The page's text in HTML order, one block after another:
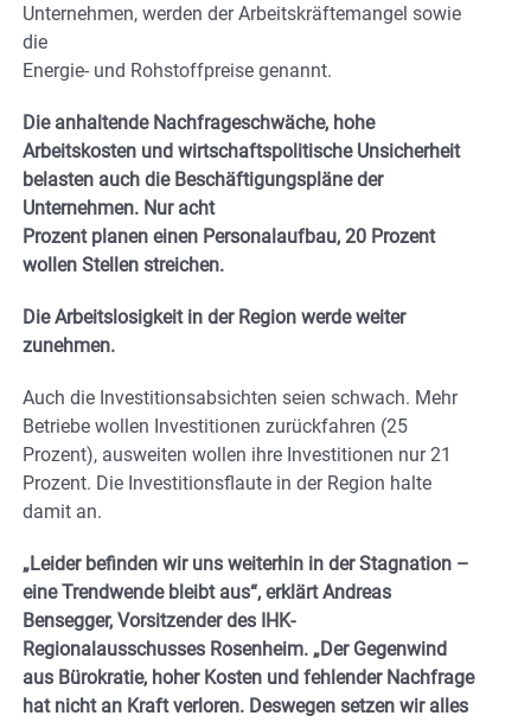
Unternehmen, werden der Arbeitskräftemangel sowie
die
Energie- und Rohstoffpreise genannt.
Die anhaltende Nachfrageschwäche, hohe
Arbeitskosten und wirtschaftspolitische Unsicherheit
belasten auch die Beschäftigungspläne der
Unternehmen. Nur acht
Prozent planen einen Personalaufbau, 20 Prozent
wollen Stellen streichen.
Die Arbeitslosigkeit in der Region werde weiter
zunehmen.
Auch die Investitionsabsichten seien schwach. Mehr
Betriebe wollen Investitionen zurückfahren (25
Prozent), ausweiten wollen ihre Investitionen nur 21
Prozent. Die Investitionsflaute in der Region halte
damit an.
„Leider befinden wir uns weiterhin in der Stagnation –
eine Trendwende bleibt aus“, erklärt Andreas
Bensegger, Vorsitzender des IHK-
Regionalausschusses Rosenheim. „Der Gegenwind
aus Bürokratie, hoher Kosten und fehlender Nachfrage
hat nicht an Kraft verloren. Deswegen setzen wir alles